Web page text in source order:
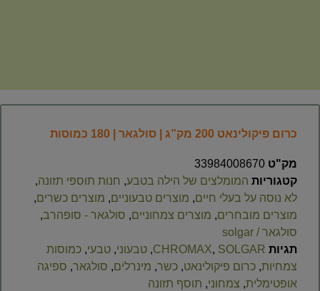
כרום פיקולינאט 200 מק”ג | סולגאר | 180 כמוסות
מק"ט 33984008670
קטגוריות המומלצים של הילה בטבע, חנות תוספי תזונה,
לא נוסה על בעלי חיים, מוצרים טבעוניים, מוצרים כשרים,
מוצרים מובחרים, מוצרים צמחוניים, סולגאר - סופהרב,
סולגאר / solgar
תגיות
CHROMAX, SOLGAR
, טבעוני, טבעי, כמוסות
צמחיות, כרום פיקולינאט, כשר, מינרלים, סולגאר, ספיגה
אופטימלית, צמחוני, תוסף תזונה